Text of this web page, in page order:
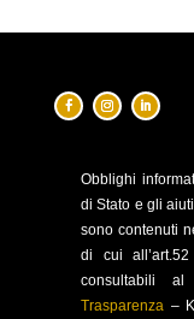
Obblighi
di Stato e gli
sono contenuti
di cui
consultabili
Trasparenza –